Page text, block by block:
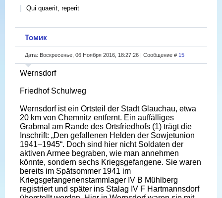
Qui quaerit, reperit
Томик
Дата: Воскресенье, 06 Ноября 2016, 18:27:26 | Сообщение # 15
Wernsdorf
Friedhof Schulweg
Wernsdorf ist ein Ortsteil der Stadt Glauchau, etwa
20 km von Chemnitz entfernt. Ein auffälliges
Grabmal am Rande des Ortsfriedhofs (1) trägt die
Inschrift: „Den gefallenen Helden der Sowjetunion
1941–1945“. Doch sind hier nicht Soldaten der
aktiven Armee begraben, wie man annehmen
könnte, sondern sechs Kriegsgefangene. Sie waren
bereits im Spätsommer 1941 im
Kriegsgefangenenstammlager IV B Mühlberg
registriert und später ins Stalag IV F Hartmannsdorf